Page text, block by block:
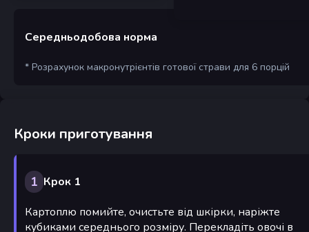
Середньодобова норма
* Розрахунок макронутрієнтів готової страви для 6 порцій
Кроки приготування
1 Крок 1
Картоплю помийте, очистьте від шкірки, наріжте
кубиками середнього розміру. Перекладіть овочі в